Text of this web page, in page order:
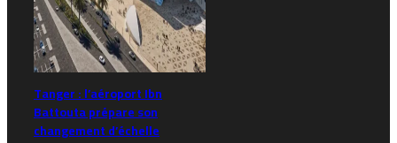
Tanger : l’aéroport Ibn
Battouta prépare son
changement d’échelle